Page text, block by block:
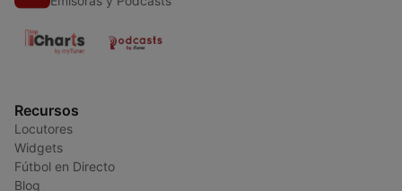
Recursos
Locutores
Widgets
Fútbol en Directo
Blog